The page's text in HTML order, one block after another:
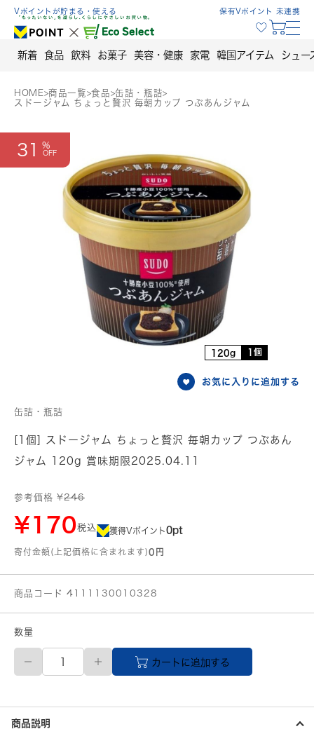
Skip
content
Vポイントが貯まる・使える 保有Vポイント 未連携
新着 食品 飲料 お菓子 美容・健康 家電 韓国アイテム シュー
HOME>商品一覧>食品>缶詰・瓶詰>
スドージャム ちょっと贅沢 毎朝カップ つぶあんジャム
31
120g 1個
お気に入りに追加する
缶詰・瓶詰
[1個] スドージャム ちょっと贅沢 毎朝カップ つぶあん
ジャム 120g 賞味期限2025.04.11
参考価格 ¥246
¥170税込 獲得Vポイント0pt
寄付金額(上記価格に含まれます)0円
商品コード 4111130010328
数量
ス
ー
ャ
ム
ち
カートに追加する
商品説明